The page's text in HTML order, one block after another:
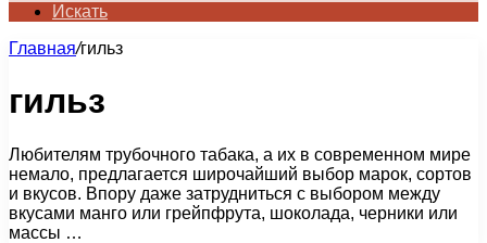
Искать
Главная/гильз
гильз
Любителям трубочного табака, а их в современном мире
немало, предлагается широчайший выбор марок, сортов
и вкусов. Впору даже затрудниться с выбором между
вкусами манго или грейпфрута, шоколада, черники или
массы …